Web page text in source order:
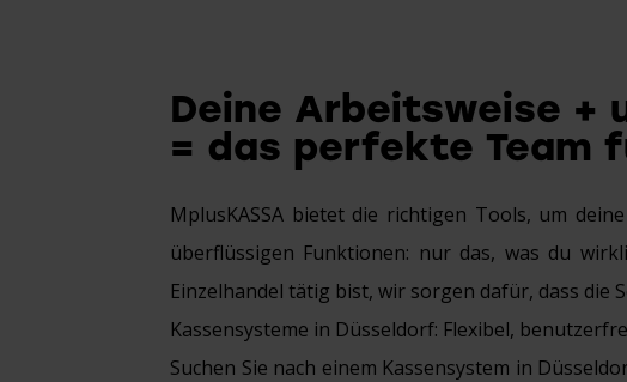
Deine Arbeitsweise +
= das perfekte Team
MplusKASSA bietet die richtigen Tools, um
überflüssigen Funktionen: nur das, was du
Einzelhandel tätig bist, wir sorgen dafür, dass
Kassensysteme in Düsseldorf: Flexibel,
Suchen Sie nach einem Kassensystem in